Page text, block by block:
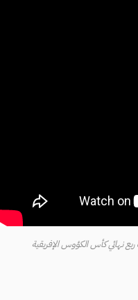
ربع نهائي كأس الكؤوس الإفريقية